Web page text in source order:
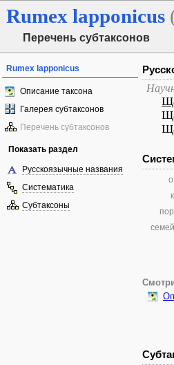
Rumex lapponicus
Перечень субтаксонов
Rumex lapponicus
Описание таксона
Галерея субтаксонов
Перечень субтаксонов
Показать раздел
Русскоязычные названия
Систематика
Субтаксоны